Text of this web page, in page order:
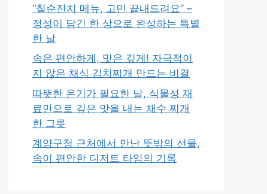
“칠순잔치 메뉴, 고민 끝내드려요” –
정성이 담긴 한 상으로 완성하는 특별
한 날
속은 편안하게, 맛은 깊게! 자극적이
지 않은 채식 김치찌개 만드는 비결
따뜻한 온기가 필요한 날, 식물성 재
료만으로 깊은 맛을 내는 채수 찌개
한 그릇
계양구청 근처에서 만난 뜻밖의 선물,
속이 편안한 디저트 타임의 기록